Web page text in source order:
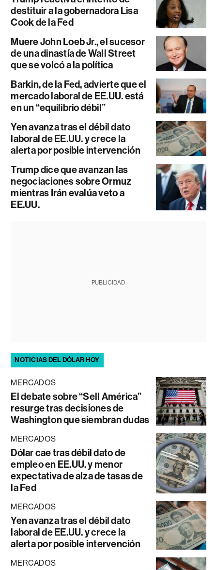
destituir a la gobernadora Lisa
Cook de la Fed
Muere John Loeb Jr., el sucesor
de una dinastía de Wall Street
que se volcó a la política
Barkin, de la Fed, advierte que el
mercado laboral de EE.UU. está
en un “equilibrio débil”
Yen avanza tras el débil dato
laboral de EE.UU. y crece la
alerta por posible intervención
Trump dice que avanzan las
negociaciones sobre Ormuz
mientras Irán evalúa veto a
EE.UU.
PUBLICIDAD
NOTICIAS DEL DÓLAR HOY
MERCADOS
El debate sobre “Sell América”
resurge tras decisiones de
Washington que siembran dudas
MERCADOS
Dólar cae tras débil dato de
empleo en EE.UU. y menor
expectativa de alza de tasas de
la Fed
MERCADOS
Yen avanza tras el débil dato
laboral de EE.UU. y crece la
alerta por posible intervención
MERCADOS